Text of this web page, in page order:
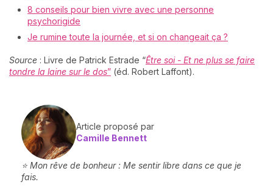
8 conseils pour bien vivre avec une personne
psychorigide
Je rumine toute la journée, et si on changeait ça ?
Source : Livre de Patrick Estrade “Être soi - Et ne plus se faire
tondre la laine sur le dos” (éd. Robert Laffont).
Article proposé par
Camille Bennett
⭐ Mon rêve de bonheur : Me sentir libre dans ce que je
fais.